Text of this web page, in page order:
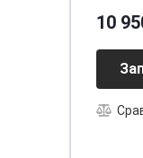
[D31]
10